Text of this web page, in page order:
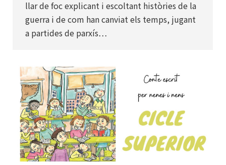
llar de foc explicant i escoltant històries de la
guerra i de com han canviat els temps, jugant
a partides de parxís…